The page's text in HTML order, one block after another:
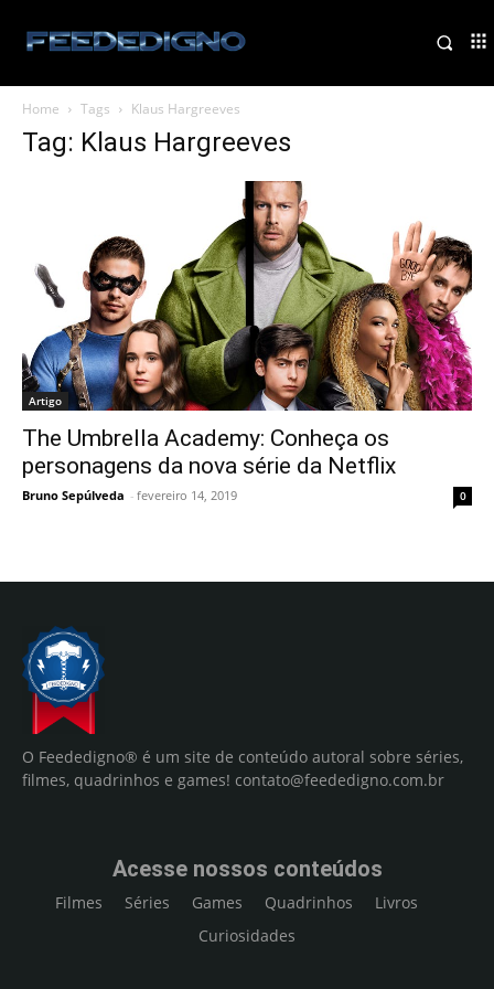
Home Tags Klaus Hargreeves
Tag: Klaus Hargreeves
Artigo
The Umbrella Academy: Conheça os
personagens da nova série da Netflix
Bruno Sepúlveda - fevereiro 14, 2019 0
O Feededigno® é um site de conteúdo autoral sobre séries,
filmes, quadrinhos e games! contato@feededigno.com.br
Acesse nossos conteúdos
Filmes Séries Games Quadrinhos
Livros
Curiosidades